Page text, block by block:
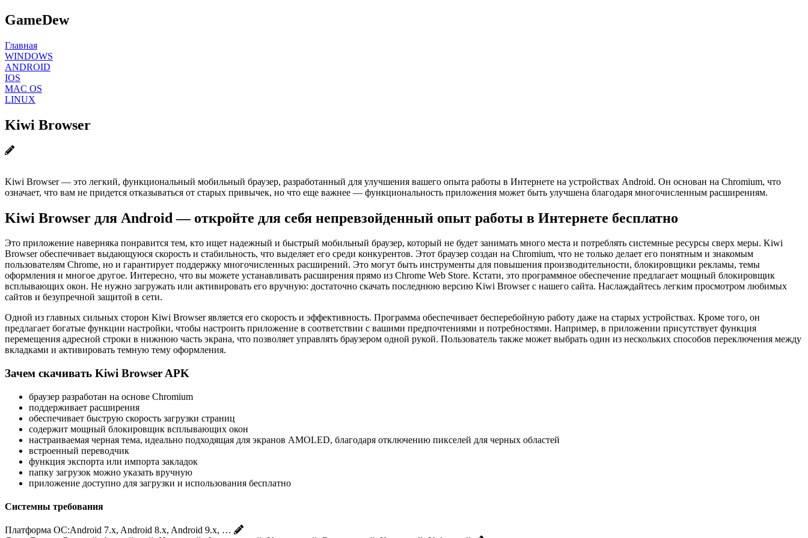
GameDew
Главная
WINDOWS
ANDROID
IOS
MAC OS
LINUX
Kiwi Browser
Kiwi Browser — это легкий, функциональный мобильный браузер, разработанный для улучшения вашего опыта работы в Интернете на устройствах Android. Он основан на Chromium, что
означает, что вам не придется отказываться от старых привычек, но что еще важнее — функциональность приложения может быть улучшена благодаря многочисленным расширениям.
Kiwi Browser для Android — откройте для себя непревзойденный опыт работы в Интернете бесплатно
Это приложение наверняка понравится тем, кто ищет надежный и быстрый мобильный браузер, который не будет занимать много места и потреблять системные ресурсы сверх меры. Kiwi
Browser обеспечивает выдающуюся скорость и стабильность, что выделяет его среди конкурентов. Этот браузер создан на Chromium, что не только делает его понятным и знакомым
пользователям Chrome, но и гарантирует поддержку многочисленных расширений. Это могут быть инструменты для повышения производительности, блокировщики рекламы, темы
оформления и многое другое. Интересно, что вы можете устанавливать расширения прямо из Chrome Web Store. Кстати, это программное обеспечение предлагает мощный блокировщик
всплывающих окон. Не нужно загружать или активировать его вручную: достаточно скачать последнюю версию Kiwi Browser с нашего сайта. Наслаждайтесь легким просмотром любимых
сайтов и безупречной защитой в сети.
Одной из главных сильных сторон Kiwi Browser является его скорость и эффективность. Программа обеспечивает бесперебойную работу даже на старых устройствах. Кроме того, он
предлагает богатые функции настройки, чтобы настроить приложение в соответствии с вашими предпочтениями и потребностями. Например, в приложении присутствует функция
перемещения адресной строки в нижнюю часть экрана, что позволяет управлять браузером одной рукой. Пользователь также может выбрать один из нескольких способов переключения между
вкладками и активировать темную тему оформления.
Зачем скачивать Kiwi Browser APK
браузер разработан на основе Chromium
поддерживает расширения
обеспечивает быструю скорость загрузки страниц
содержит мощный блокировщик всплывающих окон
настраиваемая черная тема, идеально подходящая для экранов AMOLED, благодаря отключению пикселей для черных областей
встроенный переводчик
функция экспорта или импорта закладок
папку загрузок можно указать вручную
приложение доступно для загрузки и использования бесплатно
Системны требования
Платформа ОС:Android 7.x, Android 8.x, Android 9.x, …